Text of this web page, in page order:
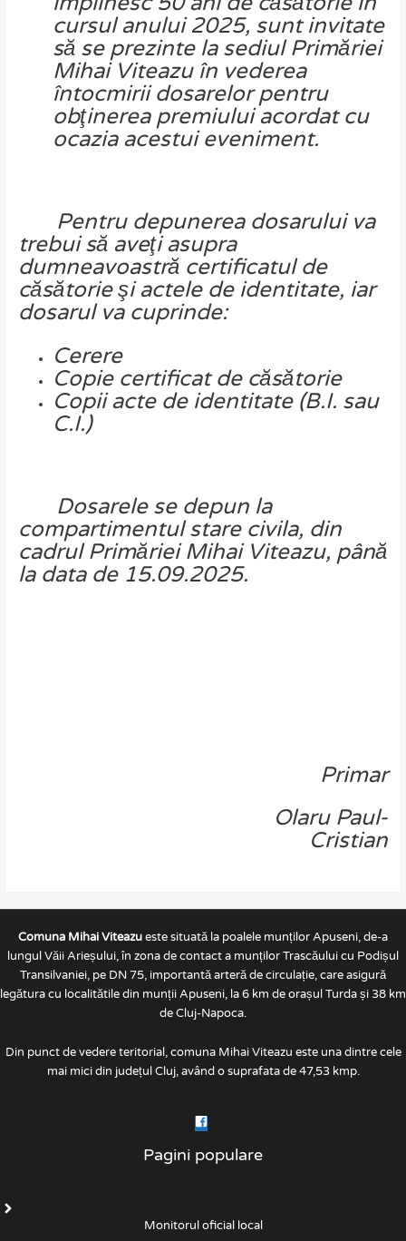
cursul anului 2025, sunt invitate
să se prezinte la sediul Primăriei
Mihai Viteazu în vederea
întocmirii dosarelor pentru
obţinerea premiului acordat cu
ocazia acestui eveniment.
Pentru depunerea dosarului va
trebui să aveţi asupra
dumneavoastră certificatul de
căsătorie şi actele de identitate, iar
dosarul va cuprinde:
Cerere
Copie certificat de căsătorie
Copii acte de identitate (B.I. sau
C.I.)
Dosarele se depun la
compartimentul stare civila, din
cadrul Primăriei Mihai Viteazu, până
la data de15.09.2025.
Primar
Olaru Paul-
Cristian
Comuna Mihai Viteazueste situată la poalele munților Apuseni, de-a
lungul Văii Arieșului, în zona de contact a munților Trascăului cu Podișul
Transilvaniei, pe DN 75, importantă arteră de circulație, care asigură
legătura cu localitătile din munții Apuseni, la 6 km de orașul Turda și 38 km
de Cluj-Napoca.
Din punct de vedere teritorial, comuna Mihai Viteazu este una dintre cele
mai mici din județul Cluj, având o suprafata de 47,53 kmp.
Pagini populare
Monitorul oficial local